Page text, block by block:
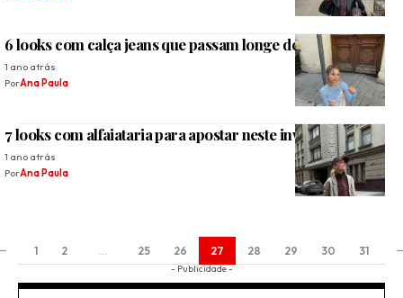
6 looks com calça jeans que passam longe do básico
1 ano atrás
PorAna Paula
7 looks com alfaiataria para apostar neste inverno
1 ano atrás
PorAna Paula
1 2 … 25 26 27 28 29 30 31
- Publicidade -